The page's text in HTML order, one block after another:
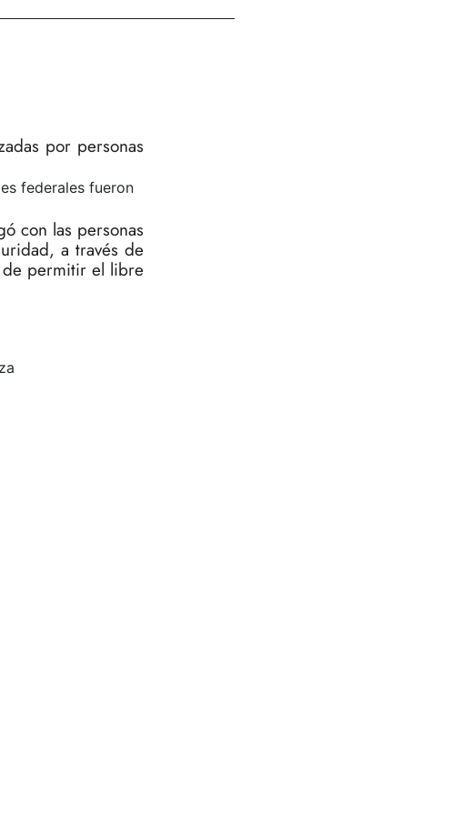
por personas
federales fueron
con las personas
a través de
de permitir el libre